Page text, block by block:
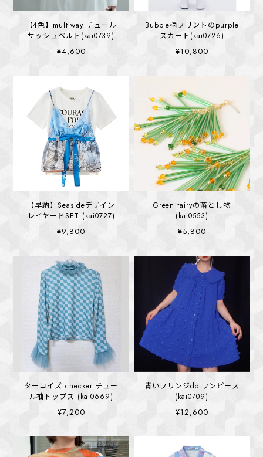
【4色】multiway チュール
サッシュベルト(kai0739)
¥4,600
Bubble柄プリントのpurple
スカート(kai0726)
¥10,800
【早納】Seasideデザイン
レイヤードSET (kai0727)
¥9,800
Green fairyの落とし物
(kai0553)
¥5,800
ターコイズ checker チュー
ル袖トップス (kai0669)
¥7,200
青いフリンジdotワンピース
(kai0709)
¥12,600